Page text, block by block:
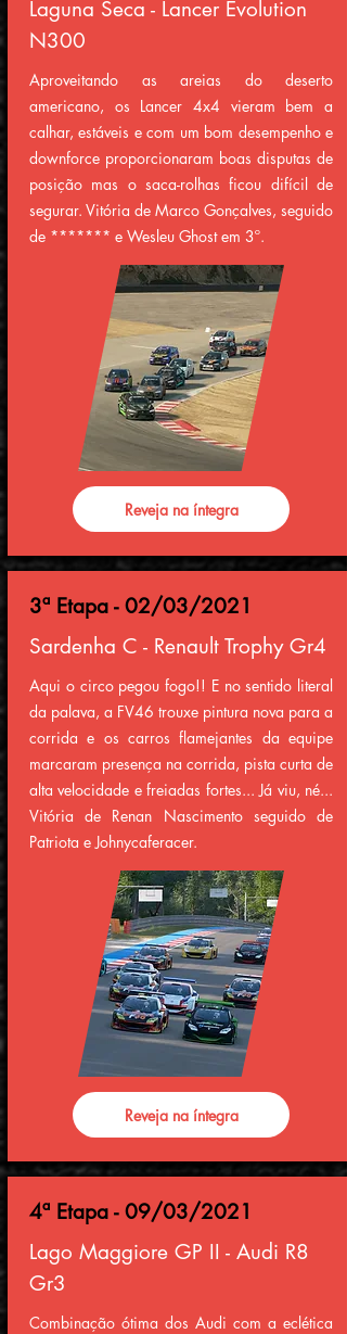
Laguna Seca - Lancer Evolution
N300
Aproveitando as areias do deserto
americano, os Lancer 4x4 vieram bem a
calhar, estáveis e com um bom desempenho e
downforce proporcionaram boas disputas de
posição mas o saca-rolhas ficou difícil de
segurar. Vitória de Marco Gonçalves, seguido
de ******* e Wesleu Ghost em 3º.
Reveja na íntegra
3ª Etapa - 02/03/2021
Sardenha C - Renault Trophy Gr4
Aqui o circo pegou fogo!! E no sentido literal
da palava, a FV46 trouxe pintura nova para a
corrida e os carros flamejantes da equipe
marcaram presença na corrida, pista curta de
alta velocidade e freiadas fortes... Já viu, né...
Vitória de Renan Nascimento seguido de
Patriota e Johnycaferacer.
Reveja na íntegra
4ª Etapa - 09/03/2021
Lago Maggiore GP II - Audi R8
Gr3
Combinação ótima dos Audi com a eclética